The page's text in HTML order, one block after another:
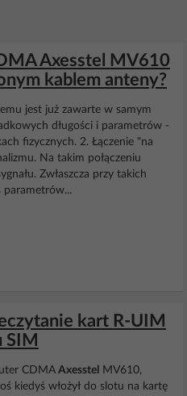
Axesstel MV610
kablem anteny?
jest już zawarte w samym
długości i parametrów -
fizycznych. 2. Łączenie "na
Na takim połączeniu
Zwłaszcza przy takich
parametrów...
kart R-UIM
SIM
CDMA Axesstel
MV610,
kiedyś włożył do slotu na kartę